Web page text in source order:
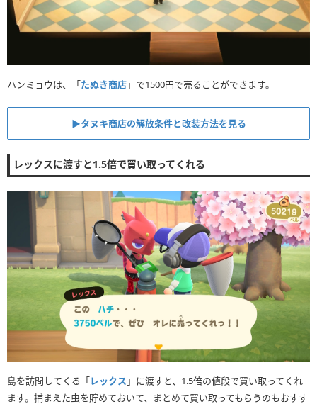
ハンミョウは、「たぬき商店」で1500円で売ることができます。
▶︎タヌキ商店の解放条件と改装方法を見る
レックスに渡すと1.5倍で買い取ってくれる
島を訪問してくる「レックス 」に渡すと、1.5倍の値段で買い取ってくれ
ます。捕まえた虫を貯めておいて、まとめて買い取ってもらうのもおすす